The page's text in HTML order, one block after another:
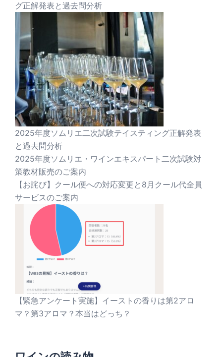
グ正解発表と過去問分析
2025年度ソムリエ二次試験テイスティング正解発表
と過去問分析
2025年度ソムリエ・ワインエキスパート二次試験対
策教材販売のご案内
【お詫び】クール便への対応変更と8月クール代全員
サービスのご案内
【緊急アンケート実施】イーストの香りは第2アロ
マ？第3アロマ？本当はどっち？